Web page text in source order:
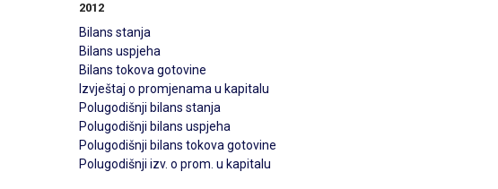
2012
Bilans stanja
Bilans uspjeha
Bilans tokova gotovine
Izvještaj o promjenama u kapitalu
Polugodišnji bilans stanja
Polugodišnji bilans uspjeha
Polugodišnji bilans tokova gotovine
Polugodišnji izv. o prom. u kapitalu